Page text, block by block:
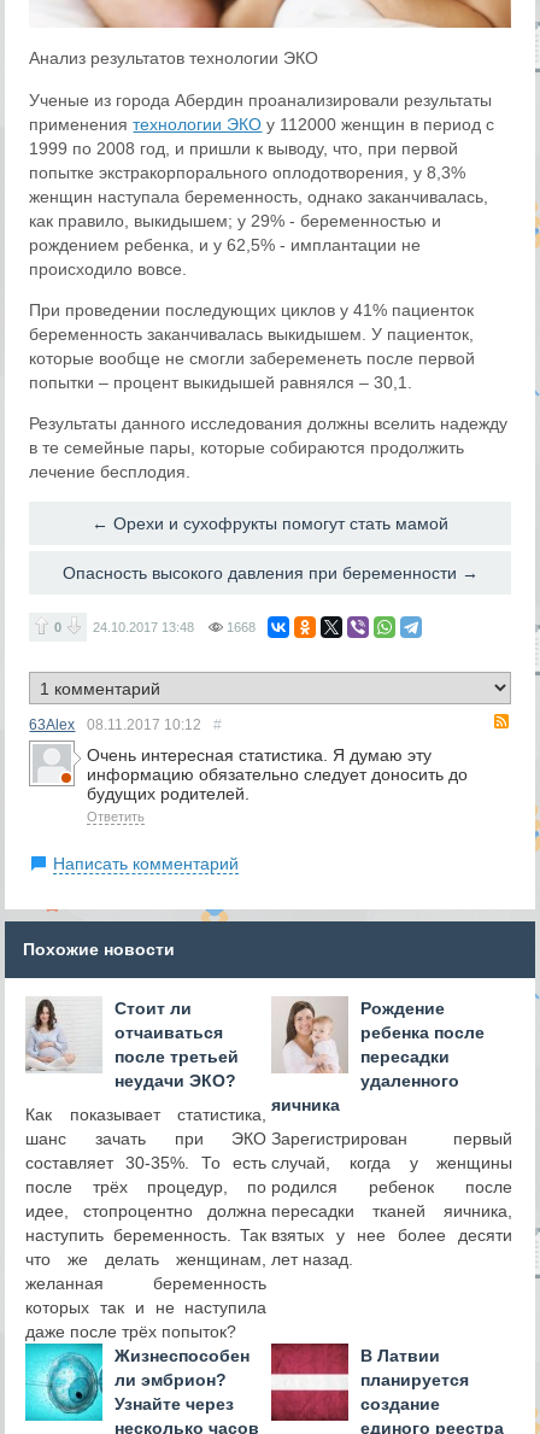
Анализ результатов технологии ЭКО
Ученые из города Абердин проанализировали результаты
применениятехнологии ЭКО у 112000 женщин в период с
1999 по 2008 год, и пришли к выводу, что, при первой
попытке экстракорпорального оплодотворения, у 8,3%
женщин наступала беременность, однако заканчивалась,
как правило, выкидышем; у 29% - беременностью и
рождением ребенка, и у 62,5% - имплантации не
происходило вовсе.
При проведении последующих циклов у 41% пациенток
беременность заканчивалась выкидышем. У пациенток,
которые вообще не смогли забеременеть после первой
попытки – процент выкидышей равнялся – 30,1.
Результаты данного исследования должны вселить надежду
в те семейные пары, которые собираются продолжить
лечение бесплодия.
← Орехи и сухофрукты помогут стать мамой
Опасность высокого давления при беременности →
0 24.10.2017 13:48 1668
63Alex 08.11.2017 10:12 #
Очень интересная статистика. Я думаю эту
информацию обязательно следует доносить до
будущих родителей.
Ответить
Написать комментарий
Похожие новости
Стоит ли
отчаиваться
после третьей
неудачи ЭКО?
Как показывает статистика,
шанс зачать при ЭКО
составляет 30-35%. То есть
после трёх процедур, по
идее, стопроцентно должна
наступить беременность. Так
что же делать женщинам,
желанная беременность
которых так и не наступила
даже после трёх попыток?
Рождение
ребенка после
пересадки
удаленного
яичника
Зарегистрирован первый
случай, когда у женщины
родился ребенок после
пересадки тканей яичника,
взятых у нее более десяти
лет назад.
​Жизнеспособен
ли эмбрион?
Узнайте через
несколько часов
В Латвии
планируется
создание
единого реестра